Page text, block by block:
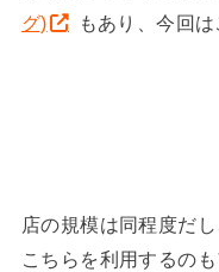
グ)
もあり、今回
店の規模は同程度だ
こちらを利用するのも